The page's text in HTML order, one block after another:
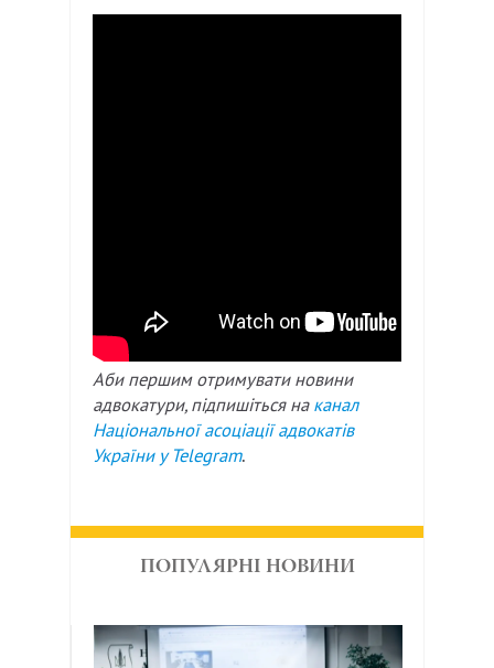
Аби першим отримувати новини
адвокатури, підпишіться на канал
Національної асоціації адвокатів
України у Telegram.
ПОПУЛЯРНІ НОВИНИ